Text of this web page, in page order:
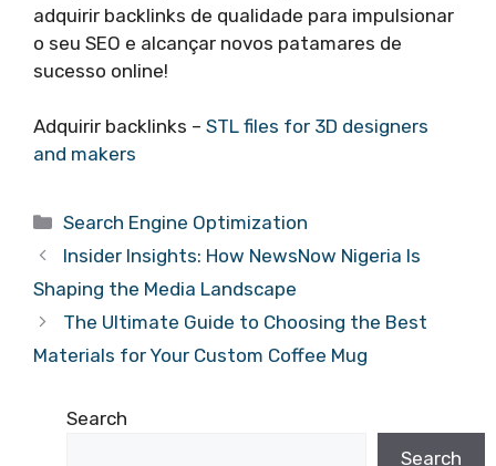
adquirir backlinks de qualidade para impulsionar
o seu SEO e alcançar novos patamares de
sucesso online!
Adquirir backlinks – STL files for 3D designers
and makers
Categories
Search Engine Optimization
Insider Insights: How NewsNow Nigeria Is
Shaping the Media Landscape
The Ultimate Guide to Choosing the Best
Materials for Your Custom Coffee Mug
Search
Search